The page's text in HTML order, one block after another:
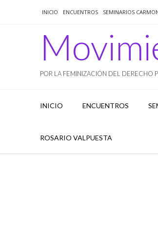
INICIO ENCUENTROS SEMINARIOS
POR LA FEMINIZACIÓN DEL DERECHO
INICIO ENCUENTROS
ROSARIO VALPUESTA